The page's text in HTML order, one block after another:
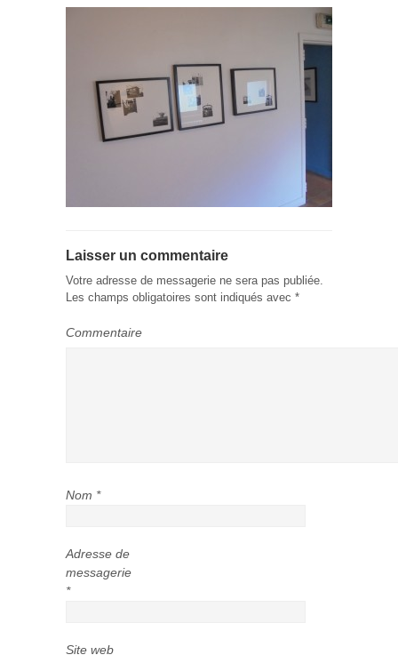
Laisser un commentaire
Votre adresse de messagerie ne sera pas publiée.
Les champs obligatoires sont indiqués avec *
Commentaire
Nom *
Adresse de
messagerie
*
Site web